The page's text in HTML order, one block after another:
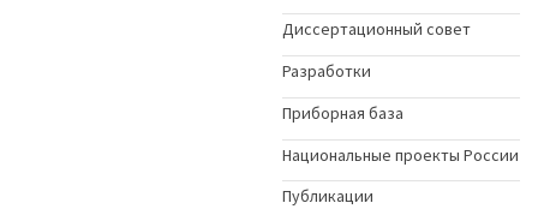
Диссертационный совет
Разработки
Приборная база
Национальные проекты России
Публикации